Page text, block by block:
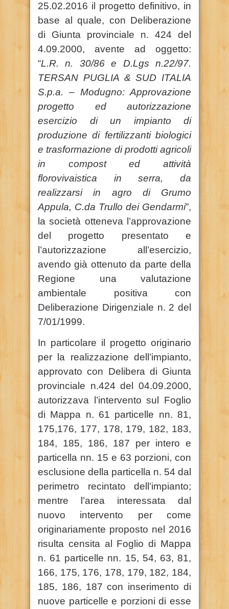
25.02.2016 il progetto definitivo, in
base al quale, con Deliberazione
di Giunta provinciale n. 424 del
4.09.2000, avente ad oggetto:
“L.R. n. 30/86 e D.Lgs n.22/97.
TERSAN PUGLIA & SUD ITALIA
S.p.a. – Modugno: Approvazione
progetto ed autorizzazione
esercizio di un impianto di
produzione di fertilizzanti biologici
e trasformazione di prodotti agricoli
in compost ed attività
florovivaistica in serra, da
realizzarsi in agro di Grumo
Appula, C.da Trullo dei Gendarmi”,
la società otteneva l’approvazione
del progetto presentato e
l’autorizzazione all’esercizio,
avendo già ottenuto da parte della
Regione una valutazione
ambientale positiva con
Deliberazione Dirigenziale n. 2 del
7/01/1999.
In particolare il progetto originario
per la realizzazione dell’impianto,
approvato con Delibera di Giunta
provinciale n.424 del 04.09.2000,
autorizzava l’intervento sul Foglio
di Mappa n. 61 particelle nn. 81,
175,176, 177, 178, 179, 182, 183,
184, 185, 186, 187 per intero e
particella nn. 15 e 63 porzioni, con
esclusione della particella n. 54 dal
perimetro recintato dell’impianto;
mentre l’area interessata dal
nuovo intervento per come
originariamente proposto nel 2016
risulta censita al Foglio di Mappa
n. 61 particelle nn. 15, 54, 63, 81,
166, 175, 176, 178, 179, 182, 184,
185, 186, 187 con inserimento di
nuove particelle e porzioni di esse